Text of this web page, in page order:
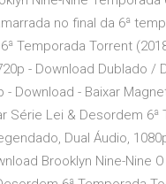
no final da 6ª
Temporada Torrent
- Download Dublado /
- Download - Baixar
Série Lei & Desordem 6ª
Dual Áudio,
Brooklyn Nine-Nine